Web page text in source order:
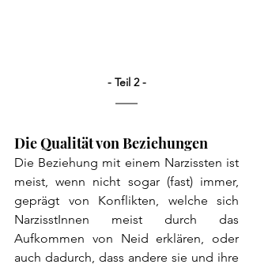
- Teil 2 -
Die Qualität von Beziehungen
Die Beziehung mit einem Narzissten ist
meist, wenn nicht sogar (fast) immer,
geprägt von Konflikten, welche sich
NarzisstInnen meist durch das
Aufkommen von Neid erklären, oder
auch dadurch, dass andere sie und ihre